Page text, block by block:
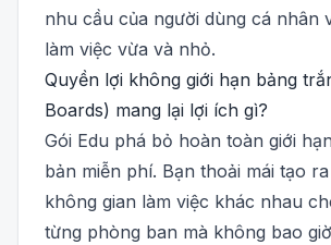
nhu cầu của người dùng cá nhân
làm việc vừa và nhỏ.
Quyền lợi không giới hạn bảng
Boards) mang lại lợi ích gì?
Gói Edu phá bỏ hoàn toàn giới
bản miễn phí. Bạn thoải mái tạo
không gian làm việc khác nhau
từng phòng ban mà không bao